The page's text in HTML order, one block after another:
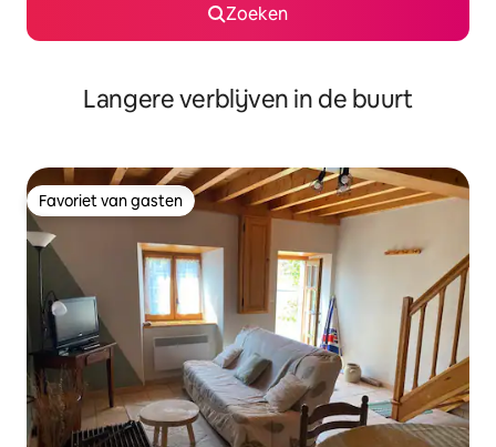
Zoeken
Langere verblijven in de buurt
Favoriet van gasten
Favoriet van gasten